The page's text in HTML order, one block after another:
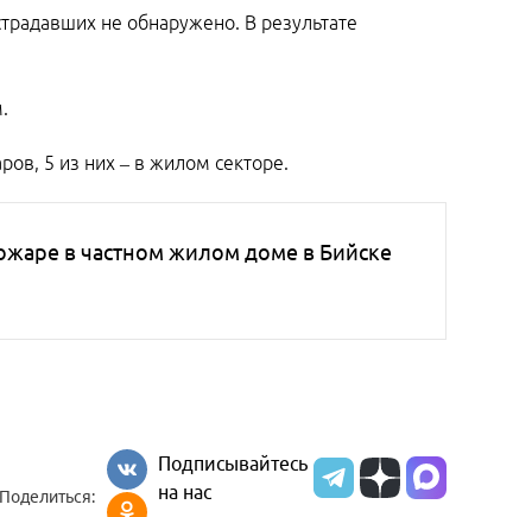
не обнаружено. В результате
5 из них – в жилом секторе.
в частном жилом доме в Бийске
Подписывайтесь
на нас